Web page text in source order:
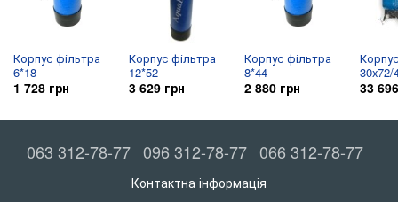
Корпус фільтра
6*18
1 728 грн
Корпус фільтра
12*52
3 629 грн
Корпус фільтра
8*44
2 880 грн
30x72/
33
063 312-78-77 096 312-78-77 066 312-78-77
Контактна інформація